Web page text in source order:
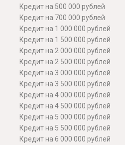
Кредит на 500 000 рублей
Кредит на 700 000 рублей
Кредит на 1 000 000 рублей
Кредит на 1 500 000 рублей
Кредит на 2 000 000 рублей
Кредит на 2 500 000 рублей
Кредит на 3 000 000 рублей
Кредит на 3 500 000 рублей
Кредит на 4 000 000 рублей
Кредит на 4 500 000 рублей
Кредит на 5 000 000 рублей
Кредит на 5 500 000 рублей
Кредит на 6 000 000 рублей